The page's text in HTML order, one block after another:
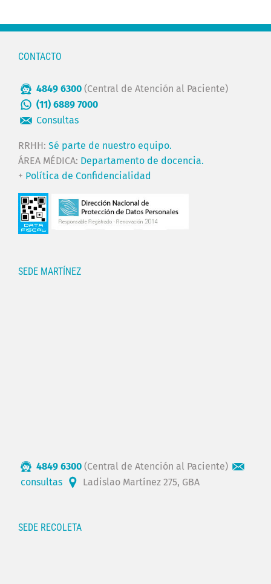
CONTACTO
4849 6300 (Central de Atención al Paciente)
(11) 6889 7000
Consultas
RRHH: Sé parte de nuestro equipo.
ÁREA MÉDICA: Departamento de docencia.
+ Política de Confidencialidad
SEDE MARTÍNEZ
4849 6300 (Central de Atención al Paciente)
consultas
Ladislao Martínez 275, GBA
SEDE RECOLETA